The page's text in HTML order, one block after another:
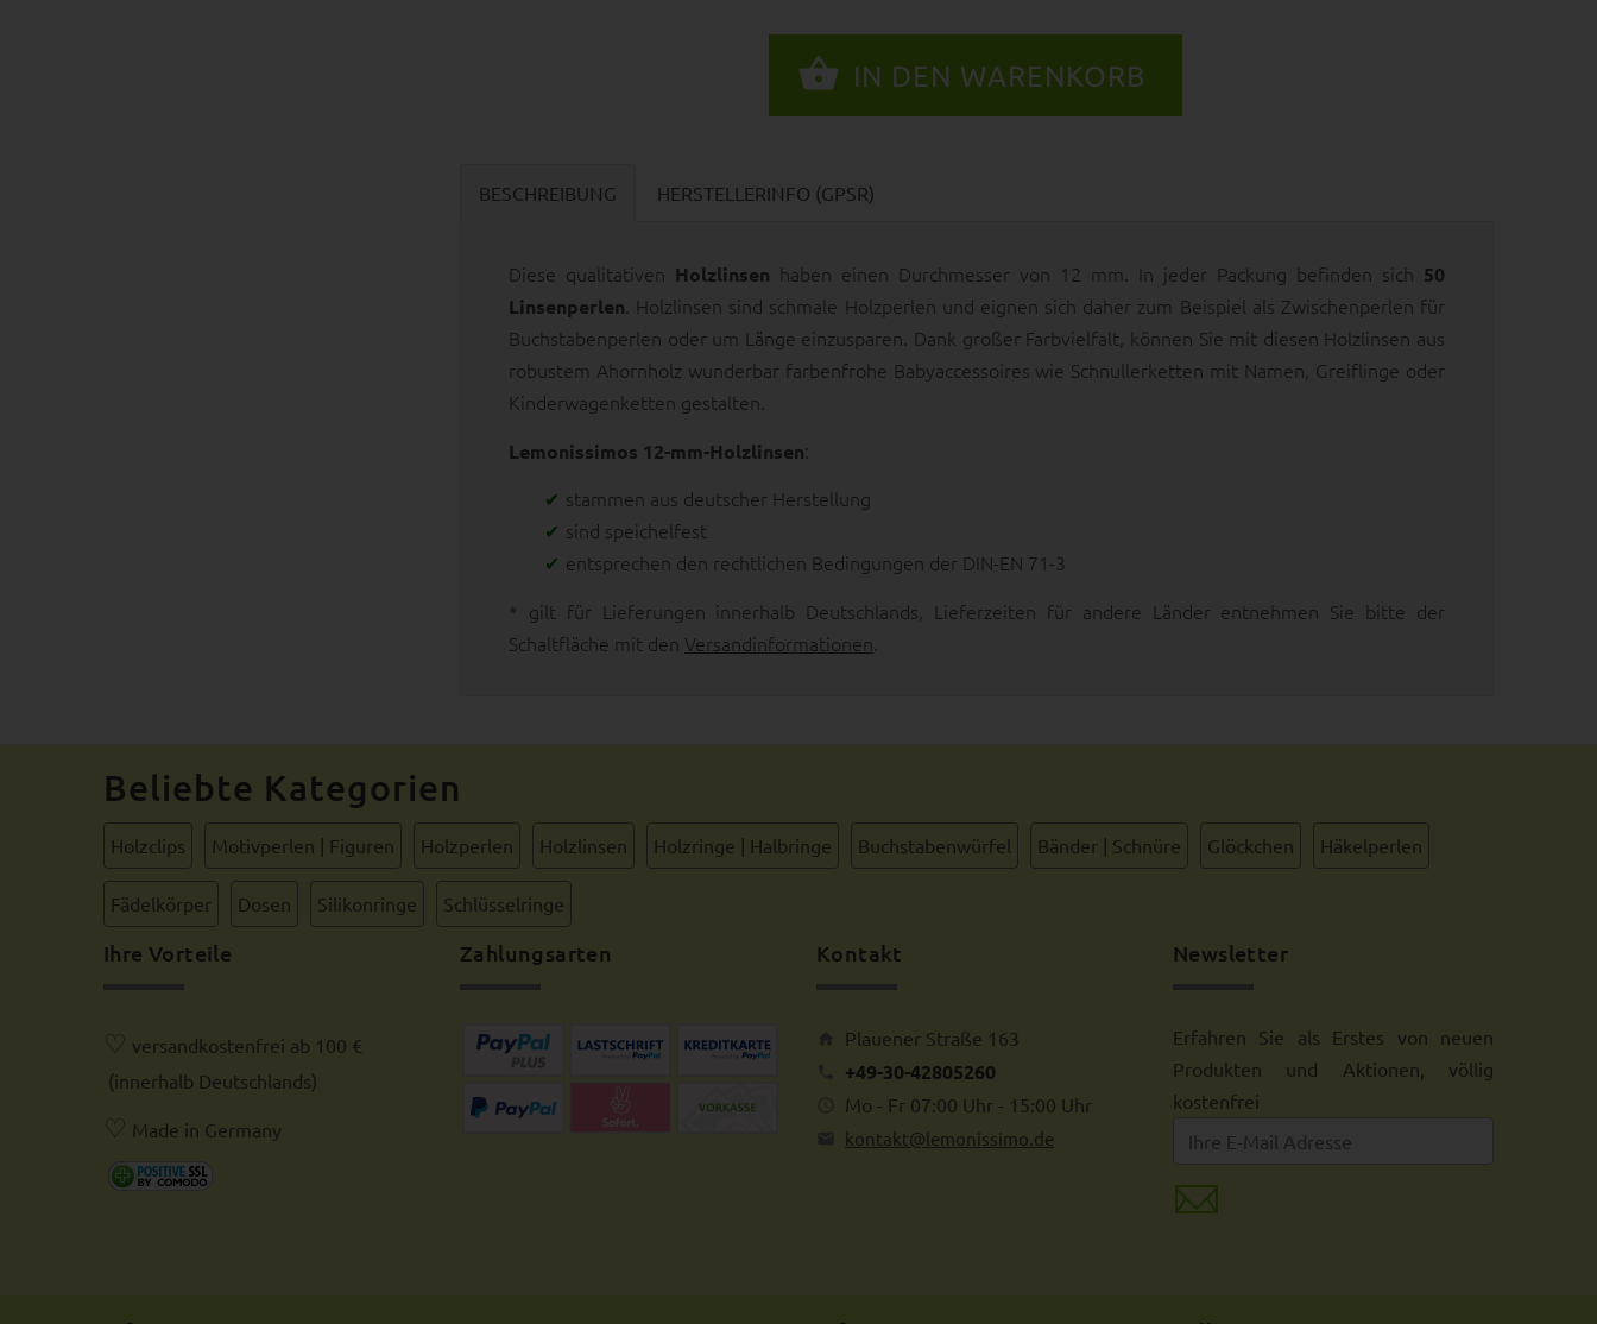
BESCHREIBUNG HERSTELLERINFO (GPSR)
Diese qualitativen Holzlinsen haben einen Durchmesser von 12 mm. In jeder Packung befinden sich 50
Linsenperlen . Holzlinsen sind schmale Holzperlen und eignen sich daher zum Beispiel als Zwischenperlen für
Buchstabenperlen oder um Länge einzusparen. Dank großer Farbvielfalt, können Sie mit diesen Holzlinsen aus
robustem Ahornholz wunderbar farbenfrohe Babyaccessoires wie Schnullerketten mit Namen, Greiflinge oder
Kinderwagenketten gestalten.
Lemonissimos 12-mm-Holzlinsen
stammen aus deutscher Herstellung
sind speichelfest
entsprechen den rechtlichen Bedingungen der DIN-EN 71-3
* gilt für Lieferungen innerhalb Deutschlands, Lieferzeiten für andere Länder entnehmen Sie bitte der
Schaltfläche mit den Versandinformationen
Beliebte Kategorien
Holzclips Motivperlen | Figuren Holzperlen Holzlinsen Holzringe | Halbringe Buchstabenwürfel Bänder | Schnüre Glöckchen Häkelperlen
Fädelkörper Dosen Silikonringe Schlüsselringe
Ihre Vorteile
versandkostenfrei ab 100 €
(innerhalb Deutschlands)
Made in Germany
Zahlungsarten Kontakt
Plauener Straße 163
+49-30-42805260
Mo - Fr 07:00 Uhr - 15:00 Uhr
kontakt@lemonissimo.de
Newsletter
Erfahren Sie als Erstes von neuen
Produkten und Aktionen, völlig
kostenfrei